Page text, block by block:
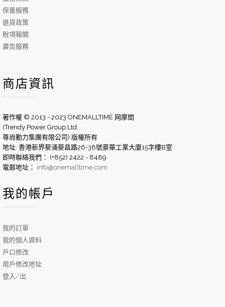
保養服務
退貨政策
稅項報關
廣告服務
商店資訊
著作權 © 2013 - 2023 ONEMALLTIME 网摩間
(Trendy Power Group Ltd.
尊尚動力集團有限公司) 版權所有
地址: 香港新界葵涌葵昌路26-38號豪華工業大廈15字樓B室
即時聯絡我們： (+852) 2422 - 8489
電郵地址： info@onemalltime.com
我的帳戶
我的訂單
我的個人資料
戶口修改
用戶修改地址
登入/出